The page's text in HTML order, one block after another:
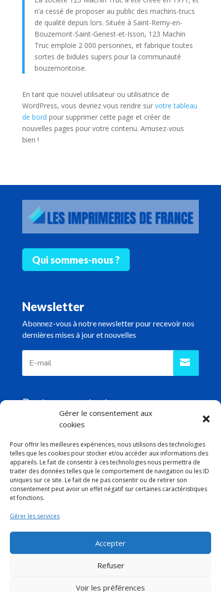
Gérer le consentement aux
cookies
Pour offrir les meilleures expériences, nous utilisons des technologies
telles que les cookies pour stocker et/ou accéder aux informations des
appareils. Le fait de consentir à ces technologies nous permettra de
traiter des données telles que le comportement de navigation ou les ID
uniques sur ce site. Le fait de ne pas consentir ou de retirer son
consentement peut avoir un effet négatif sur certaines caractéristiques
et fonctions.
Gérer les services
Accepter
Refuser
Voir les préférences
n’a cessé de proposer au public des machins-trucs
de qualité depuis lors. Située à Saint-Remy-en-
Bouzemont-Saint-Genest-et-Isson, 123 Machin
Truc emploie 2 000 personnes, et fabrique toutes
sortes de bidules supers pour la communauté
bouzemontoise.
En tant que nouvel utilisateur ou utilisatrice de
WordPress, vous devriez vous rendre sur votre tableau
de bord pour supprimer cette page et créer de
nouvelles pages pour votre contenu. Amusez-vous
bien !
Qui sommes-nous ?
Newsletter
Abonnez-vous à notre newsletter pour recevoir nos
dernières mises à jour et nouvelles
Reste en contact
Contacts
 01 75 40 66 73


281 chaussée Jules César
Conditions Générales de Vente